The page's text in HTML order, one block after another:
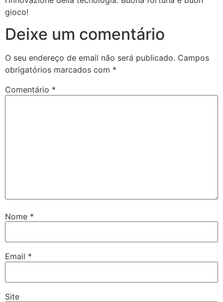
gioco!
Deixe um comentário
O seu endereço de email não será publicado. Campos
obrigatórios marcados com *
Comentário *
Nome *
Email *
Site